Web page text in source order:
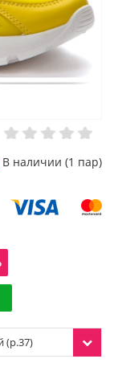
В наличии (1 пар)
(р.37)